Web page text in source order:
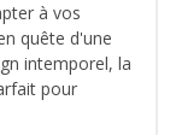
à vos
quête d'une
intemporel, la
pour